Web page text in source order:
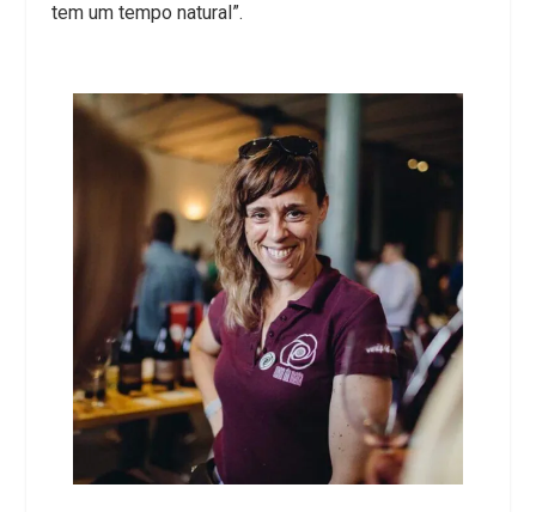
tem um tempo natural”.